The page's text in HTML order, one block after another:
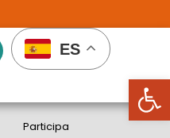
Abrir
ES
Participa